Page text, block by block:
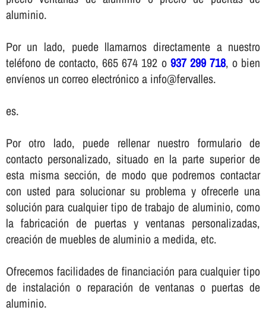
aluminio.
Por un lado, puede llamarnos directamente a nuestro
teléfono de contacto, 665 674 192 o 937 299 718, o bien
enví­enos un correo electrónico a info@fervalles.
es.
Por otro lado, puede rellenar nuestro formulario de
contacto personalizado, situado en la parte superior de
esta misma sección, de modo que podremos contactar
con usted para solucionar su problema y ofrecerle una
solución para cualquier tipo de trabajo de aluminio, como
la fabricación de puertas y ventanas personalizadas,
creación de muebles de aluminio a medida, etc.
Ofrecemos facilidades de financiación para cualquier tipo
de instalación o reparación de ventanas o puertas de
aluminio.